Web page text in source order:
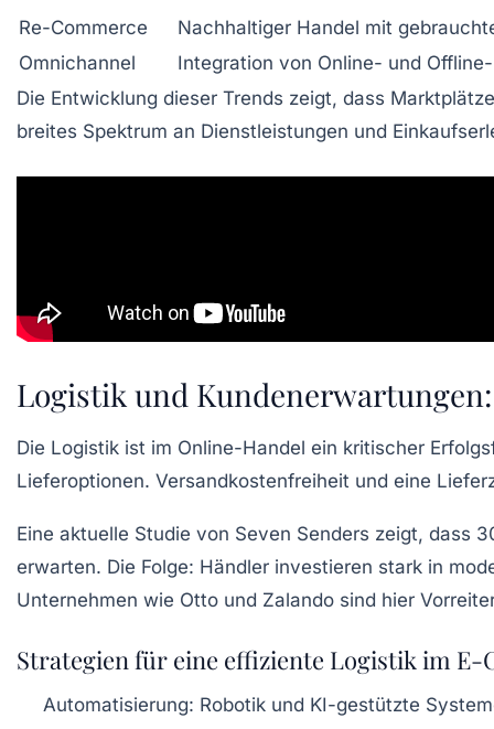
Re-Commerce
Nachhaltiger Handel mit
Omnichannel
Integration von Online- und
Die Entwicklung dieser Trends zeigt, dass
breites Spektrum an Dienstleistungen und
Logistik und
Die Logistik ist im Online-Handel ein kritischer
Lieferoptionen. Versandkostenfreiheit und eine
Eine aktuelle Studie von Seven Senders zeigt, dass
erwarten. Die Folge: Händler investieren stark in
Unternehmen wie Otto und Zalando sind hier
Strategien für eine effiziente Logistik im E-
Automatisierung: Robotik und KI-gestützte